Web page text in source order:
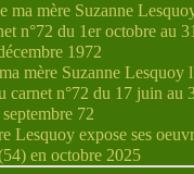
ma mère Suzanne
n°72 du 1er octobre au
1972
mère Suzanne Lesquoy
carnet n°72 du 17 juin au
septembre 72
Lesquoy expose ses
en octobre 2025